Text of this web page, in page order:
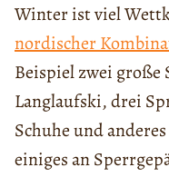
Winter ist viel
nordischer
Beispiel zwei
Langlaufski, drei
Schuhe und
einiges an